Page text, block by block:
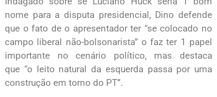
nome para a disputa presidencial, Dino defende
que o fato de o apresentador ter “se colocado no
campo liberal não-bolsonarista” o faz ter 1 papel
importante no cenário político, mas destaca
que “o leito natural da esquerda passa por uma
construção em torno do PT”.